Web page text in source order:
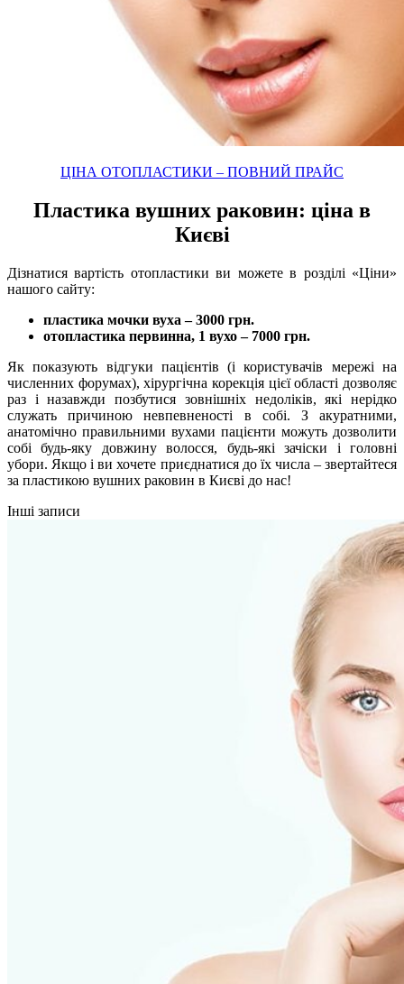
ЦІНА ОТОПЛАСТИКИ – ПОВНИЙ ПРАЙС
Пластика вушних раковин: ціна в
Києві
Дізнатися вартість отопластики ви можете в розділі «Ціни»
нашого сайту:
пластика мочки вуха – 3000 грн.
отопластика первинна, 1 вухо – 7000 грн.
Як показують відгуки пацієнтів (і користувачів мережі на
численних форумах), хірургічна корекція цієї області дозволяє
раз і назавжди позбутися зовнішніх недоліків, які нерідко
служать причиною невпевненості в собі. З акуратними,
анатомічно правильними вухами пацієнти можуть дозволити
собі будь-яку довжину волосся, будь-які зачіски і головні
убори. Якщо і ви хочете приєднатися до їх числа – звертайтеся
за пластикою вушних раковин в Києві до нас!
Інші записи